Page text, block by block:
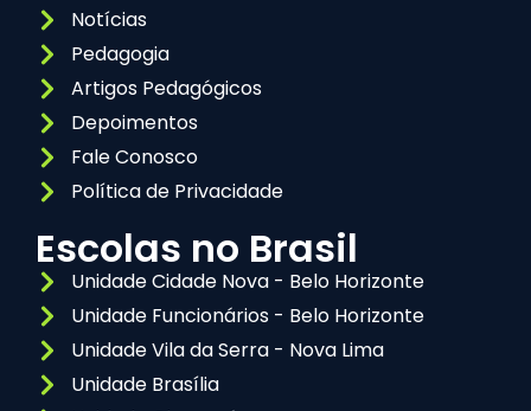
Notícias
Pedagogia
Artigos Pedagógicos
Depoimentos
Fale Conosco
Política de Privacidade
Escolas no Brasil
Unidade Cidade Nova - Belo Horizonte
Unidade Funcionários - Belo Horizonte
Unidade Vila da Serra - Nova Lima
Unidade Brasília